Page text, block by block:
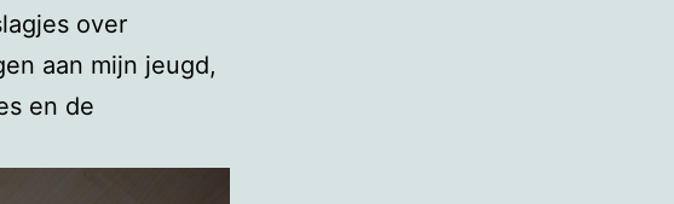
over
aan mijn jeugd,
en de